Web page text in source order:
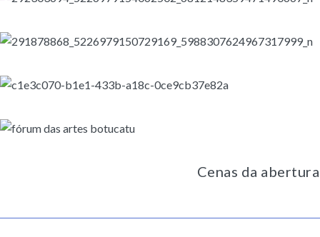
Cenas da